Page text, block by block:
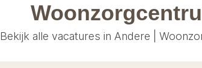
Bekijk alle vacatures in Andere |